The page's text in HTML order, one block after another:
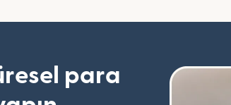
para